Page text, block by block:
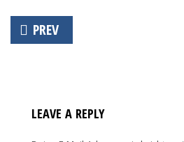
Beitrags-
Navigation
PREV
LEAVE A REPLY